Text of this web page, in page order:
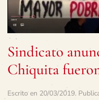
Sindicato
Chiquita
Escrito en 20/03/2019.